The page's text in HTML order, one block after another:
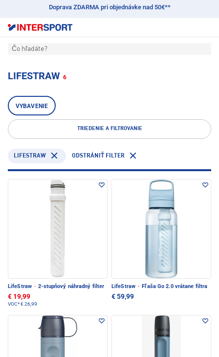
Doprava ZDARMA pri objednávke nad 50€**
Čo hľadáte?
LIFESTRAW 6
VYBAVENIE
TRIEDENIE A FILTROVANIE
LIFESTRAW ODSTRÁNIŤ FILTER
LifeStraw · 2-stupňový náhradný filter
€ 19,99
VOC*€ 26,99
LifeStraw · Fľaša Go 2.0 vrátane filtra
€ 59,99